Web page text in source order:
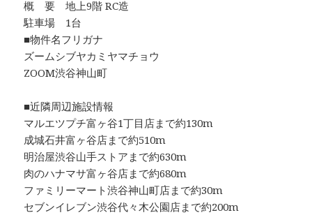
概 要 地上9階 RC造
駐車場 1台
■物件名フリガナ
ズームシブヤカミヤマチョウ
ZOOM渋谷神山町
■近隣周辺施設情報
マルエツプチ富ヶ谷1丁目店まで約130m
成城石井富ヶ谷店まで約510m
明治屋渋谷山手ストアまで約630m
肉のハナマサ富ヶ谷店まで約680m
ファミリーマート渋谷神山町店まで約30m
セブンイレブン渋谷代々木公園店まで約200m